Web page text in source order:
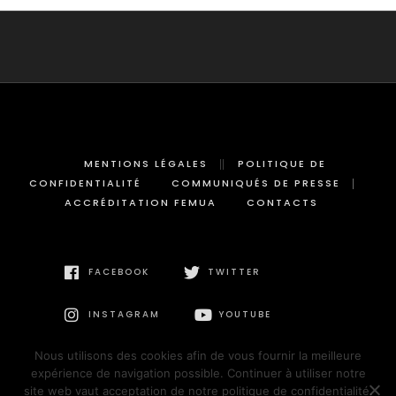
MENTIONS LÉGALES
POLITIQUE DE
CONFIDENTIALITÉ
COMMUNIQUÉS DE PRESSE
ACCRÉDITATION FEMUA
CONTACTS
FACEBOOK TWITTER
INSTAGRAM YOUTUBE
Nous utilisons des cookies afin de vous fournir la meilleure
expérience de navigation possible. Continuer à utiliser notre
site web vaut acceptation de notre politique de confidentialité.